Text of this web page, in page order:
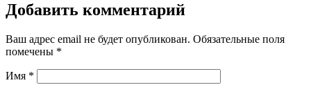
Добавить комментарий
Ваш адрес email не будет опубликован. Обязательные поля
помечены *
Имя *